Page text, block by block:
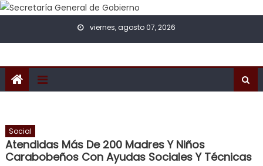
Skip to content
viernes, agosto 07, 2026
Social
Atendidas Más De 200 Madres Y Niños
Carabobeños Con Ayudas Sociales Y Técnicas